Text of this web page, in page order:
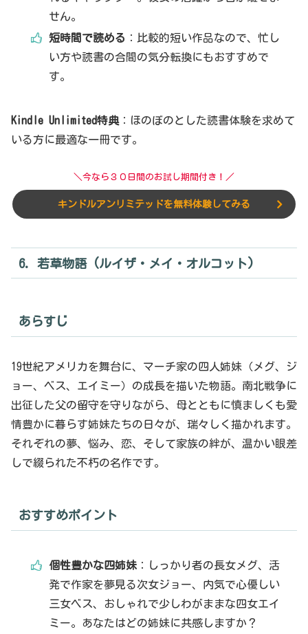
せん。
短時間で読める ：比較的短い作品なので、忙し
い方や読書の合間の気分転換にもおすすめで
す。
Kindle Unlimited特典：ほのぼのとした読書体験を求めて
いる方に最適な一冊です。
＼今なら３０日間のお試し期間付き！／
キンドルアンリミテッドを無料体験してみる
6. 若草物語 (ルイザ・メイ・オルコット)
あらすじ
19世紀アメリカを舞台に、マーチ家の四人姉妹（メグ、ジ
ョー、ベス、エイミー）の成長を描いた物語。南北戦争に
出征した父の留守を守りながら、母とともに慎ましくも愛
情豊かに暮らす姉妹たちの日々が、瑞々しく描かれます。
それぞれの夢、悩み、恋、そして家族の絆が、温かい眼差
しで綴られた不朽の名作です。
おすすめポイント
個性豊かな四姉妹：しっかり者の長女メグ、活
発で作家を夢見る次女ジョー、内気で心優しい
三女ベス、おしゃれで少しわがままな四女エイ
ミー。あなたはどの姉妹に共感しますか？